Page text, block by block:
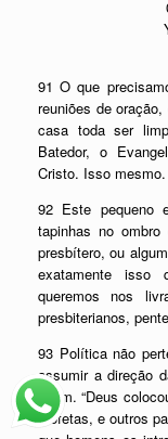
91 O que
reuniões de
casa toda ser
Batedor, o
Cristo. Isso mesmo.
92 Este pequeno
tapinhas no
presbítero, ou
exatamente isso
queremos nos
presbiterianos,
93 Política não
assumir a direção
quem. “Deus
profetas, e outros